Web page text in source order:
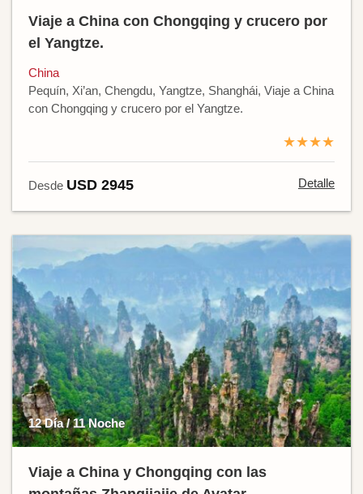
Viaje a China con Chongqing y crucero por
el Yangtze.
China
Pequín, Xi’an, Chengdu, Yangtze, Shanghái, Viaje a China
con Chongqing y crucero por el Yangtze.
★★★★
Desde USD 2945 Detalle
12 Día / 11 Noche
Viaje a China y Chongqing con las